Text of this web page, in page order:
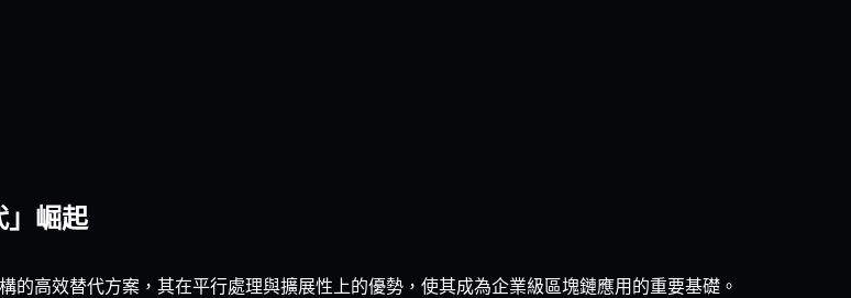
」崛起
高效替代方案，其在平行處理與擴展性上的優勢，使其成為企業級區塊鏈應用的重要基礎。